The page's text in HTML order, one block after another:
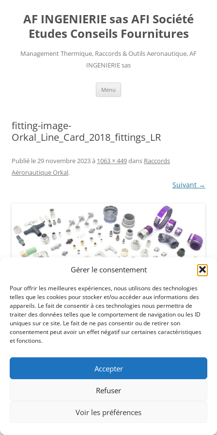
Gérer le consentement
Pour offrir les meilleures expériences, nous utilisons des technologies
telles que les cookies pour stocker et/ou accéder aux informations des
appareils. Le fait de consentir à ces technologies nous permettra de
traiter des données telles que le comportement de navigation ou les ID
uniques sur ce site. Le fait de ne pas consentir ou de retirer son
consentement peut avoir un effet négatif sur certaines caractéristiques
et fonctions.
Accepter
Refuser
Voir les préférences
AF INGENIERIE sas AFI Société
Etudes Conseils Fournitures
Management Thermique, Raccords & Outils Aeronautique, AF
INGENIERIE sas
Menu
fitting-image-
Orkal_Line_Card_2018_fittings_LR
Publié le29 novembre 2023à 1063 × 449dans Raccords
Aéronautique Orkal.
Suivant →